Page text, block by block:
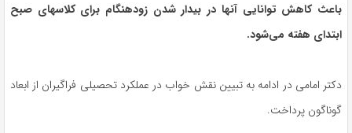
باعث کاهش توانایی آنها در بیدار شدن زودهنگام برای کلاسهای صبح
ابتدای هفته می‌شود.
دکتر امامی در ادامه به تبیین نقش خواب در عملکرد تحصیلی فراگیران از ابعاد
گوناگون پرداخت.